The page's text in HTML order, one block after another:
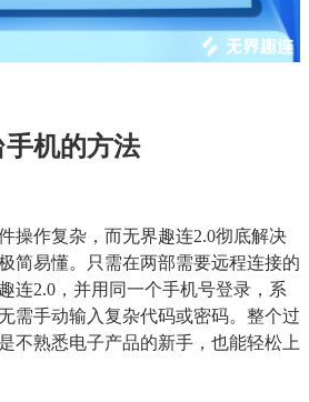
机的方法
操作复杂，而无界趣连2.0彻底解决
简易懂。只需在两部需要远程连接的
连2.0，并用同一个手机号登录，系
需手动输入复杂代码或密码。整个过
不熟悉电子产品的新手，也能轻松上